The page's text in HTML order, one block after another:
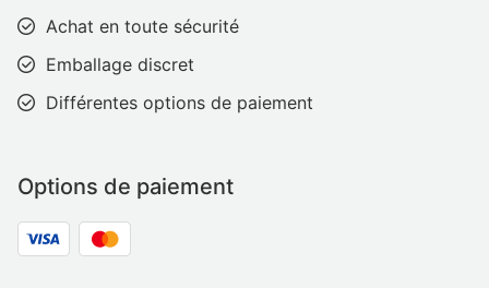
Achat en toute sécurité
Emballage discret
Différentes options de paiement
Options de paiement